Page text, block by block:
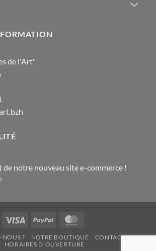
de l'Art"
de notre nouveau site e-commerce !
nouveau
e-
commerce
Visa PayPal
? NOTRE BOUTIQUE
CONTACT
HORAIRES D’OUVERTURE